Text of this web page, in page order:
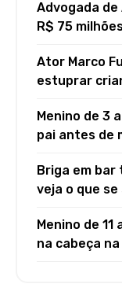
Advogada
R$ 75
Ator Marco
estuprar
Menino de 3
pai antes de
Briga em bar
veja o que se
Menino de
na cabeça